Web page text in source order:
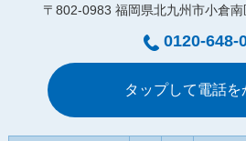
〒802-0983 福岡県北九州市小倉
0120-648-
タップして電話を